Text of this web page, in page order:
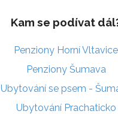
Kam se podívat
Penziony Horní Vltavice
Penziony Šumava
Ubytování se psem -
Ubytování Prachaticko